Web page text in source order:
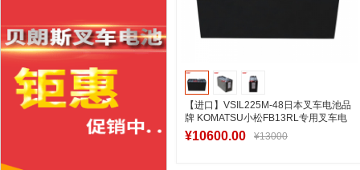
【进口】VSIL225M-48日本叉车电池品
牌 KOMATSU小松FB13RL专用叉车电
池推荐
¥10600.00 ¥13000